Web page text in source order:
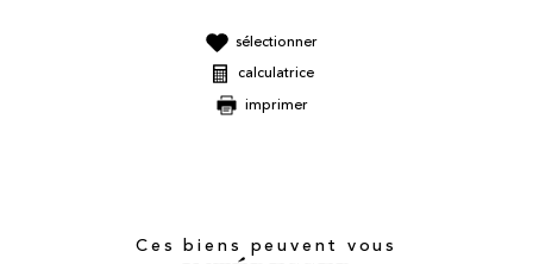
sélectionner
calculatrice
imprimer
Ces biens peuvent vous